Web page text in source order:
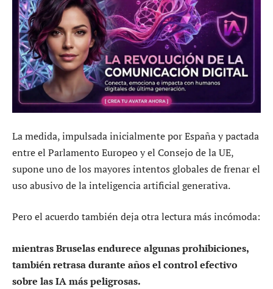
La medida, impulsada inicialmente por España y pactada
entre el Parlamento Europeo y el Consejo de la UE,
supone uno de los mayores intentos globales de frenar el
uso abusivo de la inteligencia artificial generativa.
Pero el acuerdo también deja otra lectura más incómoda:
mientras Bruselas endurece algunas prohibiciones,
también retrasa durante años el control efectivo
sobre las IA más peligrosas.